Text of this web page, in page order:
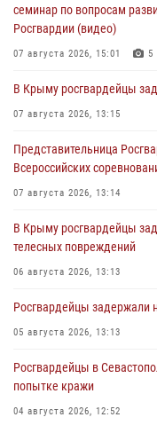
семинар по вопросам
Росгвардии (видео)
07 августа 2026, 15:01 5
В Крыму росгвардейцы
07 августа 2026, 13:15
Представительница
Всероссийских
07 августа 2026, 13:14
В Крыму росгвардейцы
телесных повреждений
06 августа 2026, 13:13
Росгвардейцы задержали
05 августа 2026, 13:13
Росгвардейцы в
попытке кражи
04 августа 2026, 12:52